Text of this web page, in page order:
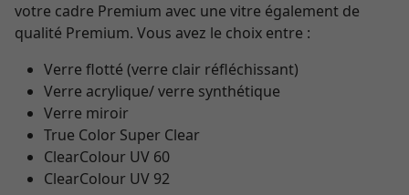
votre cadre Premium avec une vitre également de
qualité Premium. Vous avez le choix entre :
Verre flotté (verre clair réfléchissant)
Verre acrylique/ verre synthétique
Verre miroir
True Color Super Clear
ClearColour UV 60
ClearColour UV 92